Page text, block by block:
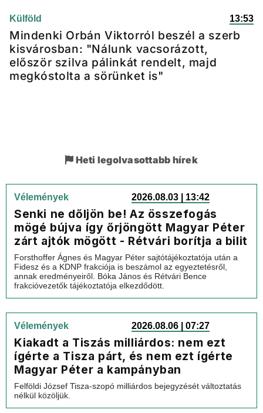
Külföld 13:53
Mindenki Orbán Viktorról beszél a szerb
kisvárosban: "Nálunk vacsorázott,
először szilva pálinkát rendelt, majd
megkóstolta a sörünket is"
Heti legolvasottabb hírek
Vélemények 2026.08.03 | 13:42
Senki ne dőljön be! Az összefogás
mögé bújva így őrjöngött Magyar Péter
zárt ajtók mögött - Rétvári borítja a bilit
Forsthoffer Ágnes és Magyar Péter sajtótájékoztatója után a
Fidesz és a KDNP frakciója is beszámol az egyeztetésről,
annak eredményeiről. Bóka János és Rétvári Bence
frakcióvezetők tájékoztatója elkezdődött.
Vélemények 2026.08.06 | 07:27
Kiakadt a Tiszás milliárdos: nem ezt
ígérte a Tisza párt, és nem ezt ígérte
Magyar Péter a kampányban
Felföldi József Tisza-szopó milliárdos bejegyzését változtatás
nélkül közöljük.